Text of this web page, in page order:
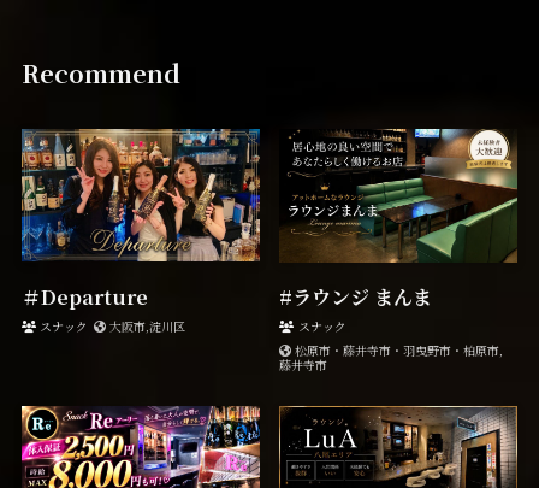
Recommend
＃Departure
スナック 大阪市,淀川区
#ラウンジ まんま
スナック
松原市・藤井寺市・羽曳野市・柏原市,
藤井寺市